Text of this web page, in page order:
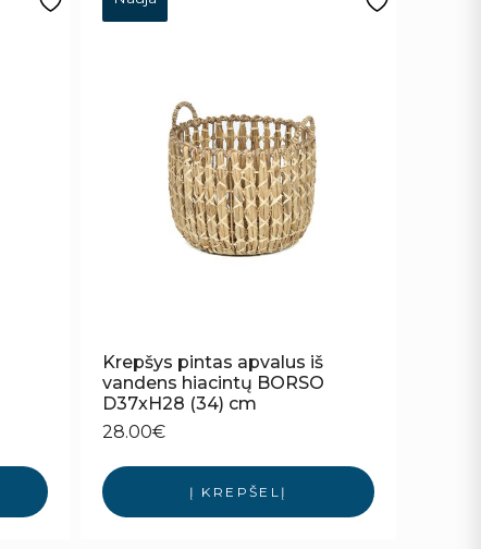
Krepšys pintas apvalus iš
vandens hiacintų BORSO
D37xH28 (34) cm
28.00€
Į KREPŠELĮ